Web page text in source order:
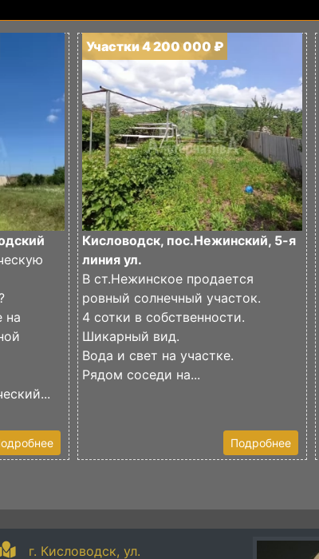
на
Участки 4 200 000 ₽
Кисловодск, пос.Нежинский, 5-я
линия ул.
В ст.Нежинское продается
ровный солнечный участок.
4 сотки в собственности.
Шикарный вид.
Вода и свет на участке.
Рядом соседи на...
Подробнее
г. Кисловодск, ул.